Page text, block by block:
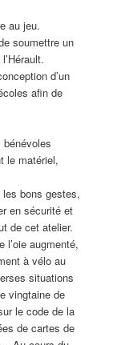
au jeu.
soumettre un
d’un
afin de
le matériel,
bons gestes,
en sécurité et
de cet atelier.
l’oie augmenté,
à vélo au
situations
vingtaine de
le code de la
de cartes de